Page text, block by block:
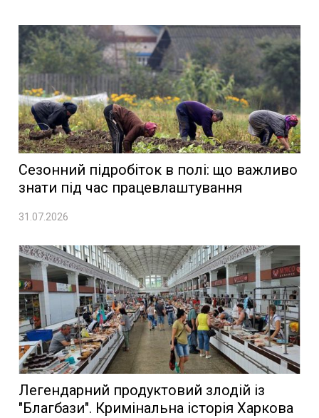
Сезонний підробіток в полі: що важливо
знати під час працевлаштування
31.07.2026
Легендарний продуктовий злодій із
"Благбази". Кримінальна історія Харкова